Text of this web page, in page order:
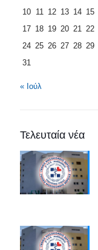
10 11 12 13 14 15
17 18 19 20 21 22
24 25 26 27 28 29
31
« Ιούλ
Τελευταία νέα